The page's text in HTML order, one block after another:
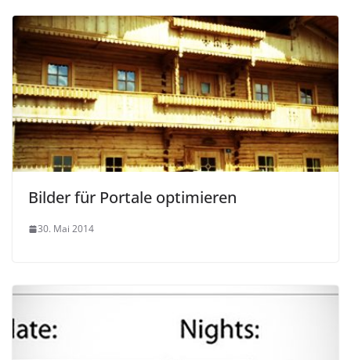
Bilder für Portale optimieren
30. Mai 2014